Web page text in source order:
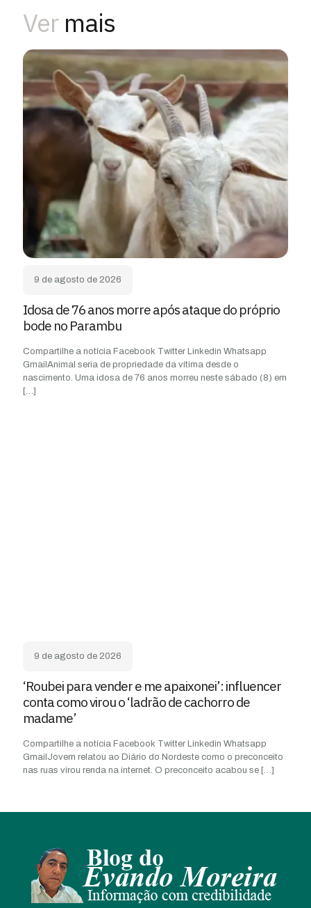
Ver mais
9 de agosto de 2026
Idosa de 76 anos morre após ataque do próprio
bode no Parambu
Compartilhe a notícia Facebook Twitter Linkedin Whatsapp
GmailAnimal seria de propriedade da vítima desde o
nascimento. Uma idosa de 76 anos morreu neste sábado (8) em
[…]
9 de agosto de 2026
‘Roubei para vender e me apaixonei’: influencer
conta como virou o ‘ladrão de cachorro de
madame’
Compartilhe a notícia Facebook Twitter Linkedin Whatsapp
GmailJovem relatou ao Diário do Nordeste como o preconceito
nas ruas virou renda na internet. O preconceito acabou se […]